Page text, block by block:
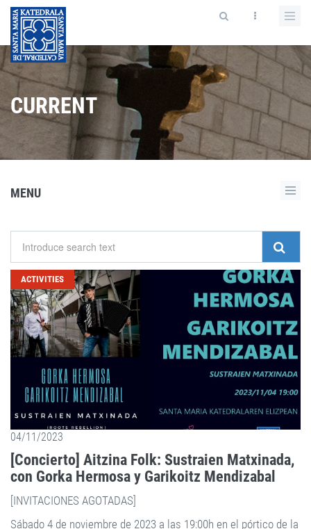
CURRENT
MENU
ACTIVITIES
04/11/2023
[Concierto] Aitzina Folk: Sustraien Matxinada,
con Gorka Hermosa y Garikoitz Mendizabal
[INVITACIONES AGOTADAS]
Sábado 4 de noviembre de 2023 a las 19:00h en el pórtico de la